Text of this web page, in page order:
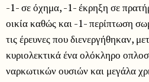
-1- σε όχημα, -1- έκρηξη σε
οικία καθώς και -1- περίπτωση
τις έρευνες που διενεργήθηκαν,
κυριολεκτικά ένα ολόκληρο
ναρκωτικών ουσιών και μεγάλα